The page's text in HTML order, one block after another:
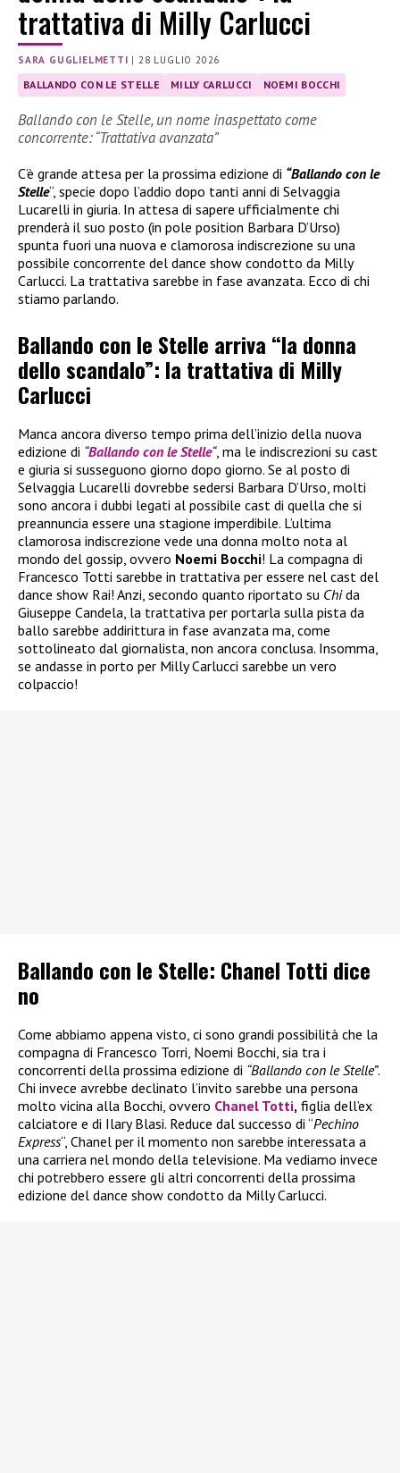
trattativa di Milly Carlucci
SARA GUGLIELMETTI | 28 LUGLIO 2026
BALLANDO CON LE STELLE MILLY CARLUCCI NOEMI BOCCHI
Ballando con le Stelle, un nome inaspettato come
concorrente: “Trattativa avanzata”
C’è grande attesa per la prossima edizione di “Ballando con le
Stelle“, specie dopo l’addio dopo tanti anni di Selvaggia
Lucarelli in giuria. In attesa di sapere ufficialmente chi
prenderà il suo posto (in pole position Barbara D’Urso)
spunta fuori una nuova e clamorosa indiscrezione su una
possibile concorrente del dance show condotto da Milly
Carlucci. La trattativa sarebbe in fase avanzata. Ecco di chi
stiamo parlando.
Ballando con le Stelle arriva “la donna
dello scandalo”: la trattativa di Milly
Carlucci
Manca ancora diverso tempo prima dell’inizio della nuova
edizione di “Ballando con le Stelle“, ma le indiscrezioni su cast
e giuria si susseguono giorno dopo giorno. Se al posto di
Selvaggia Lucarelli dovrebbe sedersi Barbara D’Urso, molti
sono ancora i dubbi legati al possibile cast di quella che si
preannuncia essere una stagione imperdibile. L’ultima
clamorosa indiscrezione vede una donna molto nota al
mondo del gossip, ovvero Noemi Bocchi! La compagna di
Francesco Totti sarebbe in trattativa per essere nel cast del
dance show Rai! Anzi, secondo quanto riportato su Chida
Giuseppe Candela, la trattativa per portarla sulla pista da
ballo sarebbe addirittura in fase avanzata ma, come
sottolineato dal giornalista, non ancora conclusa. Insomma,
se andasse in porto per Milly Carlucci sarebbe un vero
colpaccio!
Ballando con le Stelle: Chanel Totti dice
no
Come abbiamo appena visto, ci sono grandi possibilità che la
compagna di Francesco Torri, Noemi Bocchi, sia tra i
concorrenti della prossima edizione di “Ballando con le Stelle”.
Chi invece avrebbe declinato l’invito sarebbe una persona
molto vicina alla Bocchi, ovvero Chanel Totti, figlia dell’ex
calciatore e di Ilary Blasi. Reduce dal successo di “Pechino
Express“, Chanel per il momento non sarebbe interessata a
una carriera nel mondo della televisione. Ma vediamo invece
chi potrebbero essere gli altri concorrenti della prossima
edizione del dance show condotto da Milly Carlucci.